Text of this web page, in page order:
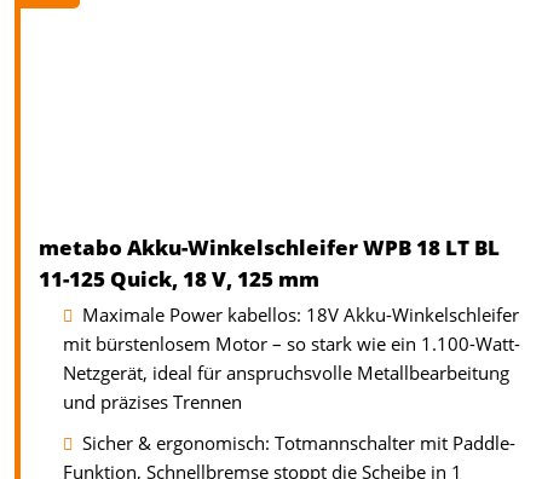
metabo Akku-Winkelschleifer WPB 18 LT BL
11-125 Quick, 18 V, 125 mm
Maximale Power kabellos: 18V Akku-Winkelschleifer
mit bürstenlosem Motor – so stark wie ein 1.100-Watt-
Netzgerät, ideal für anspruchsvolle Metallbearbeitung
und präzises Trennen
Sicher & ergonomisch: Totmannschalter mit Paddle-
Funktion, Schnellbremse stoppt die Scheibe in 1